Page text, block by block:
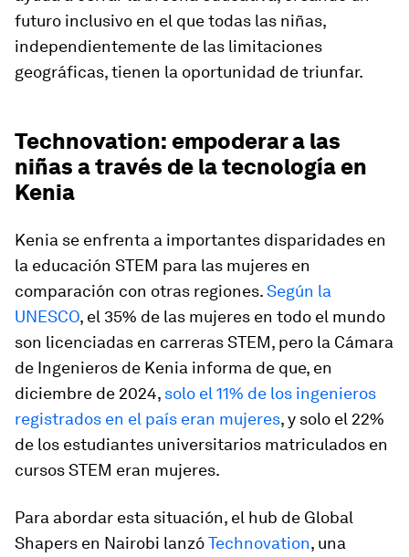
futuro inclusivo en el que todas las niñas,
independientemente de las limitaciones
geográficas, tienen la oportunidad de triunfar.
Technovation: empoderar a las
niñas a través de la tecnología en
Kenia
Kenia se enfrenta a importantes disparidades en
la educación STEM para las mujeres en
comparación con otras regiones.Según la
UNESCO, el 35% de las mujeres en todo el mundo
son licenciadas en carreras STEM, pero la Cámara
de Ingenieros de Kenia informa de que, en
diciembre de 2024, solo el 11% de los ingenieros
registrados en el país eran mujeres, y solo el 22%
de los estudiantes universitarios matriculados en
cursos STEM eran mujeres.
Para abordar esta situación, el hub de Global
Shapers en Nairobi lanzóTechnovation, una